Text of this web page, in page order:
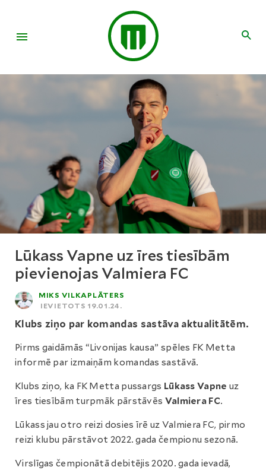
Lūkass Vapne uz īres tiesībām
pievienojas Valmiera FC
MIKS VILKAPLĀTERS
IEVIETOTS 19.01.24.
Klubs ziņo par komandas sastāva aktualitātēm.
Pirms gaidāmās “Livonijas kausa” spēles FK Metta
informē par izmaiņām komandas sastāvā.
Klubs ziņo, ka FK Metta pussargs Lūkass Vapne uz
īres tiesībām turpmāk pārstāvēs Valmiera FC.
Lūkass jau otro reizi dosies īrē uz Valmiera FC, pirmo
reizi klubu pārstāvot 2022. gada čempionu sezonā.
Virslīgas čempionātā debitējis 2020. gada ievadā,